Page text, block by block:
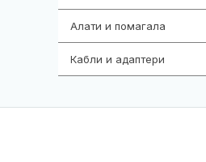
Алати и помагала
Кабли и адаптери